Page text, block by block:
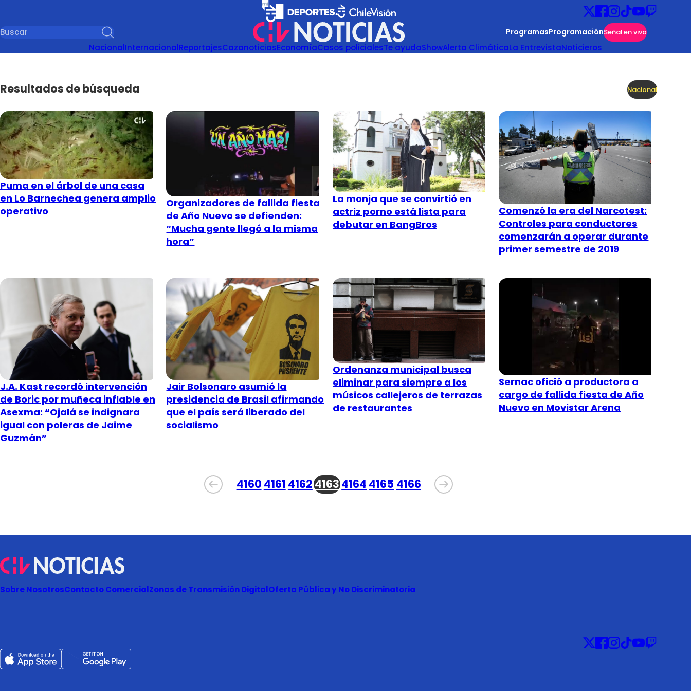
ProgramasProgramaciónSeñal en vivo
NacionalInternacionalReportajesCazanoticiasEconomíaCasos policialesTe ayudaShowAlerta ClimáticaLa EntrevistaNoticieros
Resultados de búsqueda Nacional
Puma en el árbol de una casa
en Lo Barnechea genera amplio
operativo
Organizadores de fallida fiesta
de Año Nuevo se defienden:
“Mucha gente llegó a la misma
hora”
La monja que se convirtió en
actriz porno está lista para
debutar en BangBros
Comenzó la era del Narcotest:
Controles para conductores
comenzarán a operar durante
primer semestre de 2019
J.A. Kast recordó intervención
de Boric por muñeca inflable en
Asexma: “Ojalá se indignara
igual con poleras de Jaime
Guzmán”
Jair Bolsonaro asumió la
presidencia de Brasil afirmando
que el país será liberado del
socialismo
Ordenanza municipal busca
eliminar para siempre a los
músicos callejeros de terrazas
de restaurantes
Sernac ofició a productora a
cargo de fallida fiesta de Año
Nuevo en Movistar Arena
4160 4161 416241634164 4165 4166
Sobre NosotrosContacto ComercialZonas de Transmisión DigitalOferta Pública y No Discriminatoria